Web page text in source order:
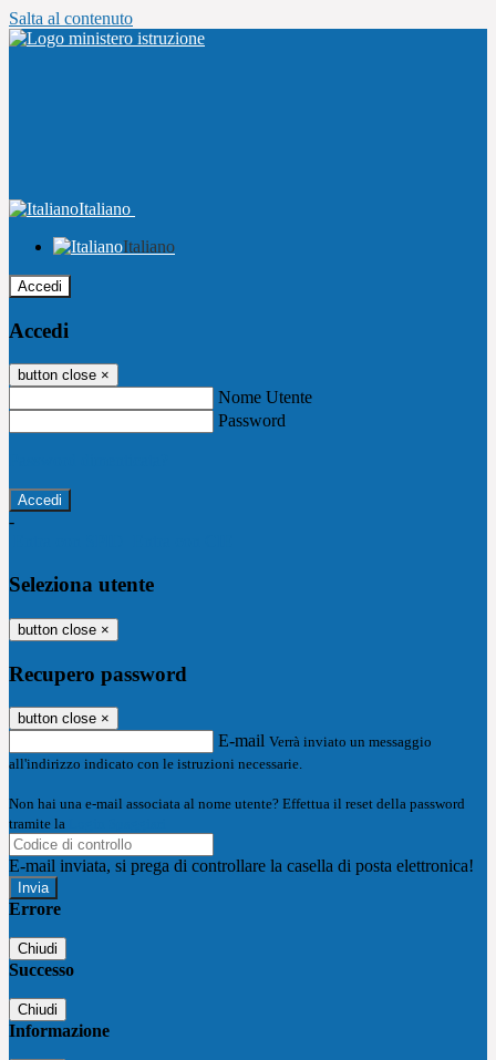
Salta al contenuto
Italiano
Italiano
Accedi
Accedi
button close ×
Nome Utente
Password
-
Seleziona utente
button close ×
Recupero password
button close ×
E-mail Verrà inviato un messaggio
all'indirizzo indicato con le istruzioni necessarie.
Non hai una e-mail associata al nome utente? Effettua il reset della password
tramite la
E-mail inviata, si prega di controllare la casella di posta elettronica!
Errore
Chiudi
Successo
Chiudi
Informazione